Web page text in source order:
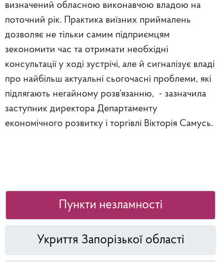
визначений обласною виконавчою владою на
поточний рік. Практика виїзних приймалень
дозволяє не тільки самим підприємцям
зекономити час та отримати необхідні
консультації у ході зустрічі, але й сигналізує владі
про найбільш актуальні сьогочасні проблеми, які
підлягають негайному розв’язанню, - зазначила
заступник директора Департаменту
економічного розвитку і торгівлі Вікторія Самусь.
Пункти незламності
Укриття Запорізької області